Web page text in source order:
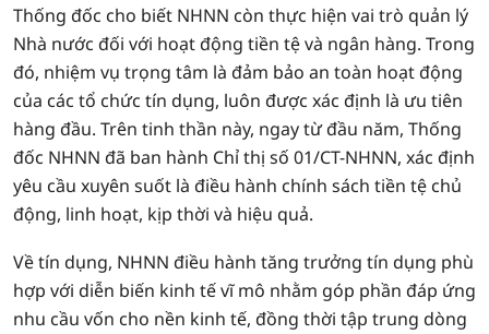
Thống đốc cho biết NHNN còn thực hiện vai trò quản lý
Nhà nước đối với hoạt động tiền tệ và ngân hàng. Trong
đó, nhiệm vụ trọng tâm là đảm bảo an toàn hoạt động
của các tổ chức tín dụng, luôn được xác định là ưu tiên
hàng đầu. Trên tinh thần này, ngay từ đầu năm, Thống
đốc NHNN đã ban hành Chỉ thị số 01/CT-NHNN, xác định
yêu cầu xuyên suốt là điều hành chính sách tiền tệ chủ
động, linh hoạt, kịp thời và hiệu quả.
Về tín dụng, NHNN điều hành tăng trưởng tín dụng phù
hợp với diễn biến kinh tế vĩ mô nhằm góp phần đáp ứng
nhu cầu vốn cho nền kinh tế, đồng thời tập trung dòng